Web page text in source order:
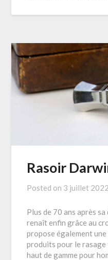
Rasoir
Posted on 3 juillet 2022
Plus de 70 ans après
renaît enfin grâce au
propose également
produits pour le
haut de gamme pour